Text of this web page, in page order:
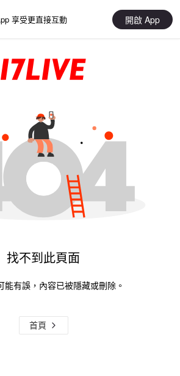
享受更直接互動 開啟 App
找不到此頁面
能有誤，內容已被隱藏或刪除。
首頁